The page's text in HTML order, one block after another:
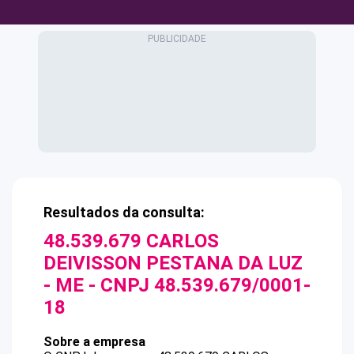
Resultados da consulta:
48.539.679 CARLOS
DEIVISSON PESTANA DA LUZ
- ME - CNPJ 48.539.679/0001-
18
Sobre a empresa